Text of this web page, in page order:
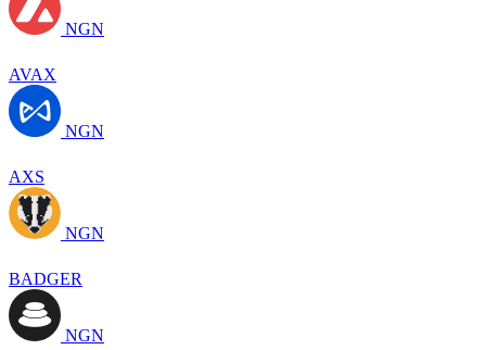
NGN
AVAX
NGN
AXS
NGN
BADGER
NGN